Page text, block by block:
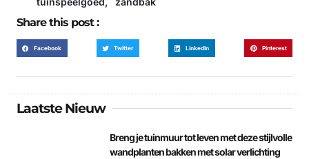
Share this post :
Facebook Twitter LinkedIn Pinterest
Laatste Nieuw
Breng je tuinmuur tot leven met deze stijlvolle
wandplanten bakken met solar verlichting